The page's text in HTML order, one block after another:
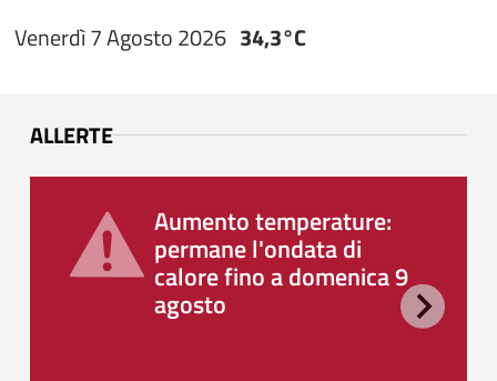
Venerdì 7 Agosto 2026 34,3°C
ALLERTE
Aumento temperature:
permane l'ondata di
calore fino a domenica 9
agosto